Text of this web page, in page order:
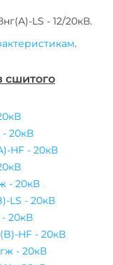
LS - 12/20кВ.
.
сшитого
20кВ
HF - 20кВ
- 20кВ
LS - 20кВ
20кВ
HF - 20кВ
- 20кВ